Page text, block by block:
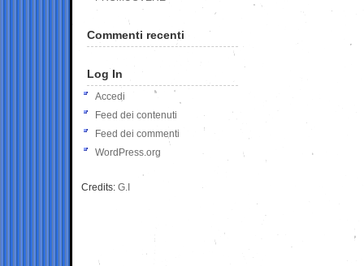
Commenti recenti
Log In
Accedi
Feed dei contenuti
Feed dei commenti
WordPress.org
Credits: G.I